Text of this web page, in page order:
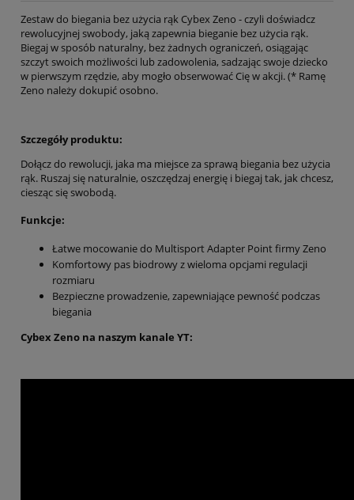
Zestaw do biegania bez użycia rąk Cybex Zeno - czyli doświadcz
rewolucyjnej swobody, jaką zapewnia bieganie bez użycia rąk.
Biegaj w sposób naturalny, bez żadnych ograniczeń, osiągając
szczyt swoich możliwości lub zadowolenia, sadzając swoje dziecko
w pierwszym rzędzie, aby mogło obserwować Cię w akcji. (* Ramę
Zeno należy dokupić osobno.
Szczegóły produktu:
Dołącz do rewolucji, jaka ma miejsce za sprawą biegania bez użycia
rąk. Ruszaj się naturalnie, oszczędzaj energię i biegaj tak, jak chcesz,
ciesząc się swobodą.
Funkcje:
Łatwe mocowanie do Multisport Adapter Point firmy Zeno
Komfortowy pas biodrowy z wieloma opcjami regulacji
rozmiaru
Bezpieczne prowadzenie, zapewniające pewność podczas
biegania
Cybex Zeno na naszym kanale YT: